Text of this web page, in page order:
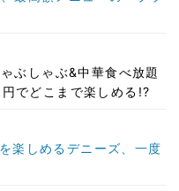
ぶしゃぶ&中華食べ放題
でどこまで楽しめる!?
楽しめるデニーズ、一度